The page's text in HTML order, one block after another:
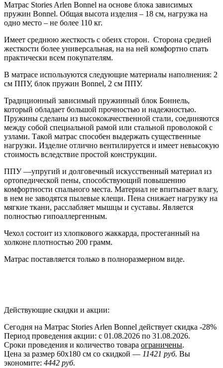
Матрас Stories Arlen Bonnel на основе блока зависимых
пружин Bonnel. Общая высота изделия – 18 см, нагрузка на
одно место – не более 110 кг.
Имеет среднюю жесткость с обеих сторон. Сторона средней
жесткости более универсальная, на на ней комфортно спать
практически всем покупателям.
В матрасе используются следующие материалы наполнения: 2
см ППУ, блок пружин Bonnel, 2 см ППУ.
Традиционный зависимый пружинный блок Боннель,
который обладает большой прочностью и надежностью.
Пружины сделаны из высококачественной стали, соединяются
между собой специальной рамой или стальной проволокой с
узлами. Такой матрас способен выдержать существенные
нагрузки. Изделие отлично вентилируется и имеет невысокую
стоимость вследствие простой конструкции.
ППУ —упругий и долговечный искусственный материал из
ортопедической пены, способствующий повышению
комфортности спального места. Материал не впитывает влагу,
в нем не заводятся пылевые клещи. Пена снижает нагрузку на
мягкие ткани, расслабляет мышцы и суставы. Является
полностью гипоаллергенным.
Чехол состоит из хлопкового жаккарда, простеганный на
холконе плотностью 200 грамм.
Матрас поставляется только в полноразмерном виде.
Действующие скидки и акции:
Сегодня на Матрас Stories Arlen Bonnel действует скидка -28%
Период проведения акции: с 01.08.2026 по 31.08.2026.
Сроки проведения и количество товара ограничены.
Цена за размер 60x180 см со скидкой — 11421 руб. Вы
экономите: 4442 руб.